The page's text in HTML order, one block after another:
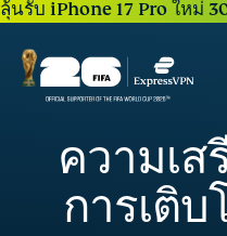
ลุ้นรับ iPhone 17 Pro ใหม่
ความเ
การเติ